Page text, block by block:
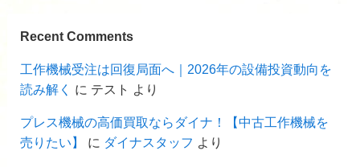
Recent Comments
工作機械受注は回復局面へ｜2026年の設備投資動向を
読み解く
に テスト より
プレス機械の高価買取ならダイナ！【中古工作機械を
売りたい】
に ダイナスタッフ より